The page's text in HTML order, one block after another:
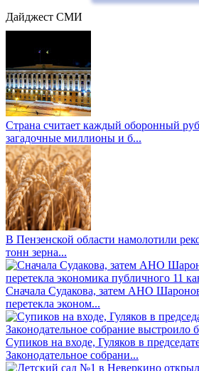
Дайджест СМИ
Страна считает каждый оборонный
загадочные миллионы и б...
В Пензенской области намолотили
тонн зерна...
Сначала Судакова, затем АНО
перетекла эконом...
Супиков на входе, Гуляков в
Законодательное собрани...